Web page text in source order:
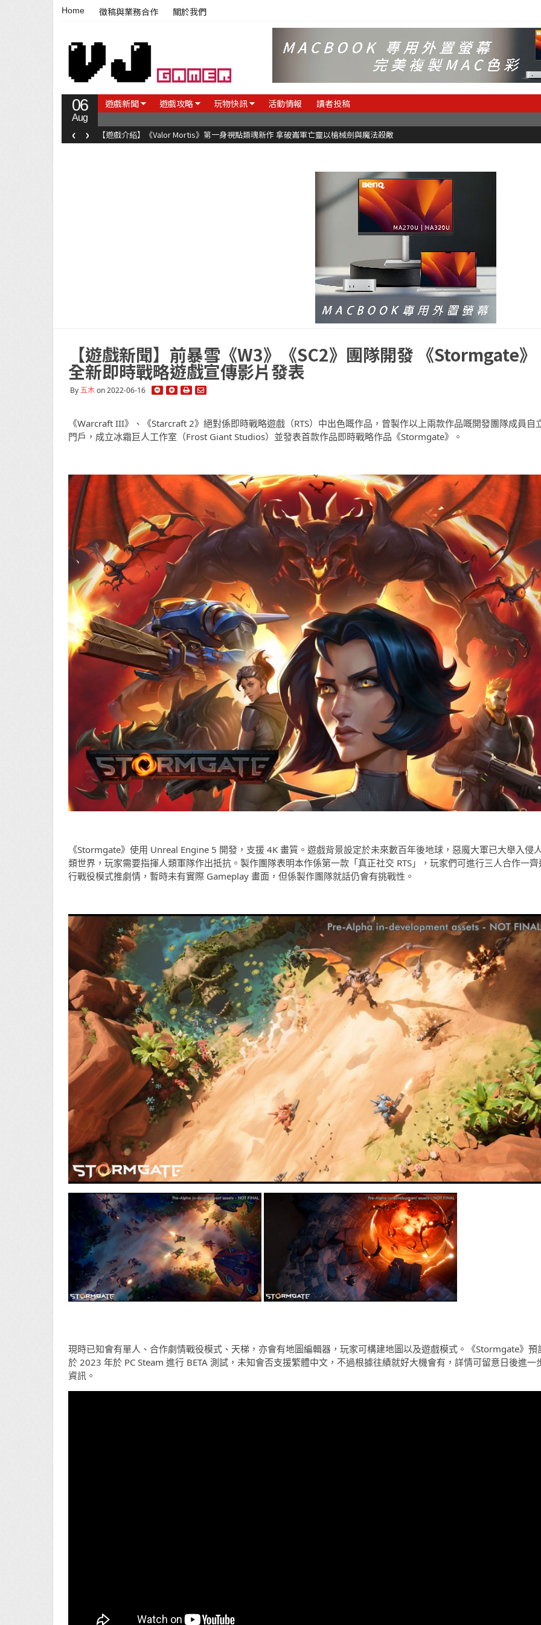
Home 徵稿與業務合作 關於我們
06
Aug
遊戲新聞 遊戲攻略 玩物快訊 活動情報 讀者投稿
【遊戲介紹】《Valor Mortis》第一身視點類魂新作 拿破崙軍亡靈以槍械劍與魔法殺敵
‹ ›
【遊戲新聞】前暴雪《W3》《SC2》團隊開發 《Stormgate》
全新即時戰略遊戲宣傳影片發表
By五木on 2022-06-16
《Warcraft III》、《Starcraft 2》絕對係即時戰略遊戲（RTS）中出色嘅作品，曾製作以上兩款作品嘅開發團隊成員自
門戶，成立冰霜巨人工作室（Frost Giant Studios）並發表首款作品即時戰略作品《Stormgate》。
《Stormgate》使用 Unreal Engine 5 開發，支援 4K 畫質。遊戲背景設定於未來數百年後地球，惡魔大軍已大舉入侵
類世界，玩家需要指揮人類軍隊作出抵抗。製作團隊表明本作係第一款「真正社交 RTS」，玩家們可進行三人合作一齊
行戰役模式推劇情，暫時未有實際 Gameplay 畫面，但係製作團隊就話仍會有挑戰性。
現時已知會有單人、合作劇情戰役模式、天梯，亦會有地圖編輯器，玩家可構建地圖以及遊戲模式。《Stormgate》預
於 2023 年於 PC Steam 進行 BETA 測試，未知會否支援繁體中文，不過根據往績就好大機會有，詳情可留意日後進一
資訊。